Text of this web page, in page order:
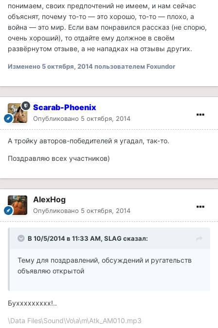
понимаем, своих предпочтений не имеем, и нам сейчас
объяснят, почему то-то — это хорошо, то-то — плохо, а
война — это мир. Если вам понравился рассказ (не спорю,
очень хороший), то отдайте ему должное в своём
развёрнутом отзыве, а не нападках на отзывы других.
Изменено 5 октября, 2014пользователем Foxundor
Scarab-Phoenix
Опубликовано 5 октября, 2014
А тройку авторов-победителей я угадал, так-то.
Поздравляю всех участников)
AlexHog
Опубликовано 5 октября, 2014
В 10/5/2014 в 11:33 AM, SLAG сказал:
Тему для поздравлений, обсуждений и ругательств
объявляю открытой
Буххххххххх!..
\Data Files\Sound\Vo\a\m\Atk_AM010.mp3